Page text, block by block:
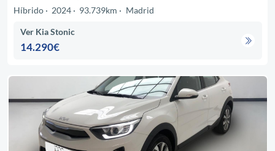
Híbrido
2024 93.739km Madrid
Ver Kia Stonic
14.290€